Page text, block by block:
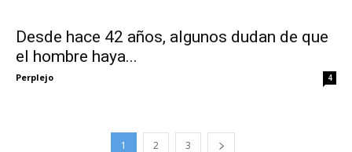
Desde hace 42 años, algunos dudan de que
el hombre haya...
Perplejo 4
1 2 3